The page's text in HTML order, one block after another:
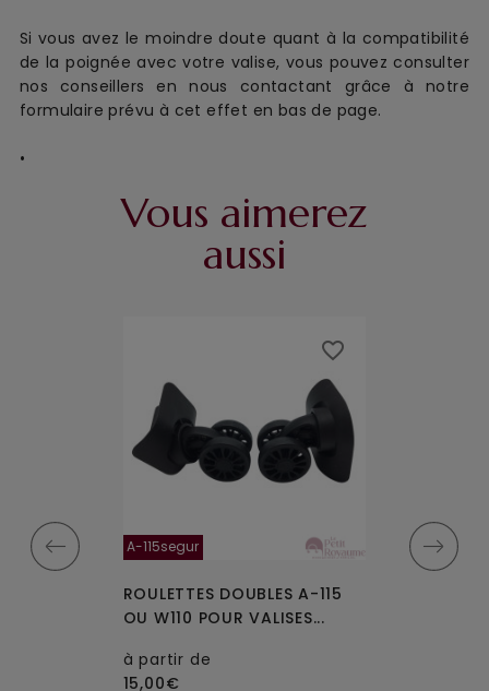
Si vous avez le moindre doute quant à la compatibilité
de la poignée avec votre valise, vous pouvez consulter
nos conseillers en nous contactant grâce à notre
formulaire prévu à cet effet en bas de page.
•
Vous aimerez
aussi
A-115segur
ROULETTES DOUBLES A-115
OU W110 POUR VALISES...
à partir de
15,00€
favorite_border
FHW546B, W632